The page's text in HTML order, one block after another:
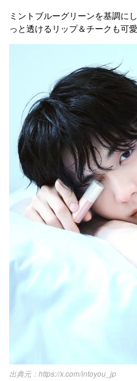
ミントブルーグリーンを基調に
っと透けるリップ＆チークも可
https://x.com/intoyou_jp